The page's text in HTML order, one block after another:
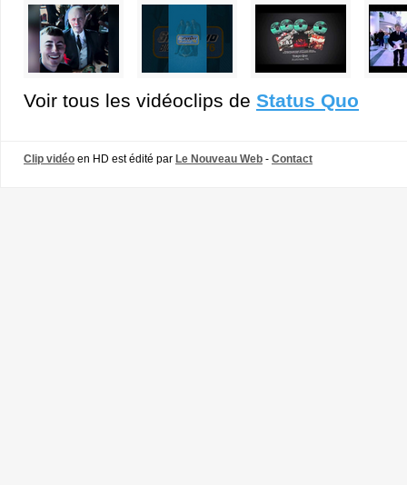
Voir tous les vidéoclips de Status Quo
Clip vidéo en HD est édité par Le Nouveau Web - Contact